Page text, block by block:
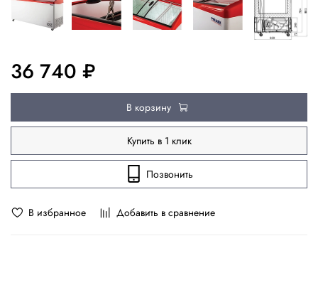
В избранное Добавить в сравнение
36 740 ₽
В корзину
Купить в 1 клик
Позвонить